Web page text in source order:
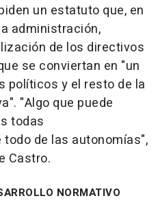
un estatuto que, en
administración,
de los directivos
se conviertan en "un
políticos y el resto de la
"Algo que puede
todas
de las autonomías",
Castro.
NORMATIVO